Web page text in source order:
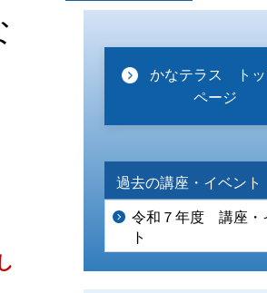
かなテラス トッ
ページ
過去の講座・イベント
令和７年度 講座・
ト